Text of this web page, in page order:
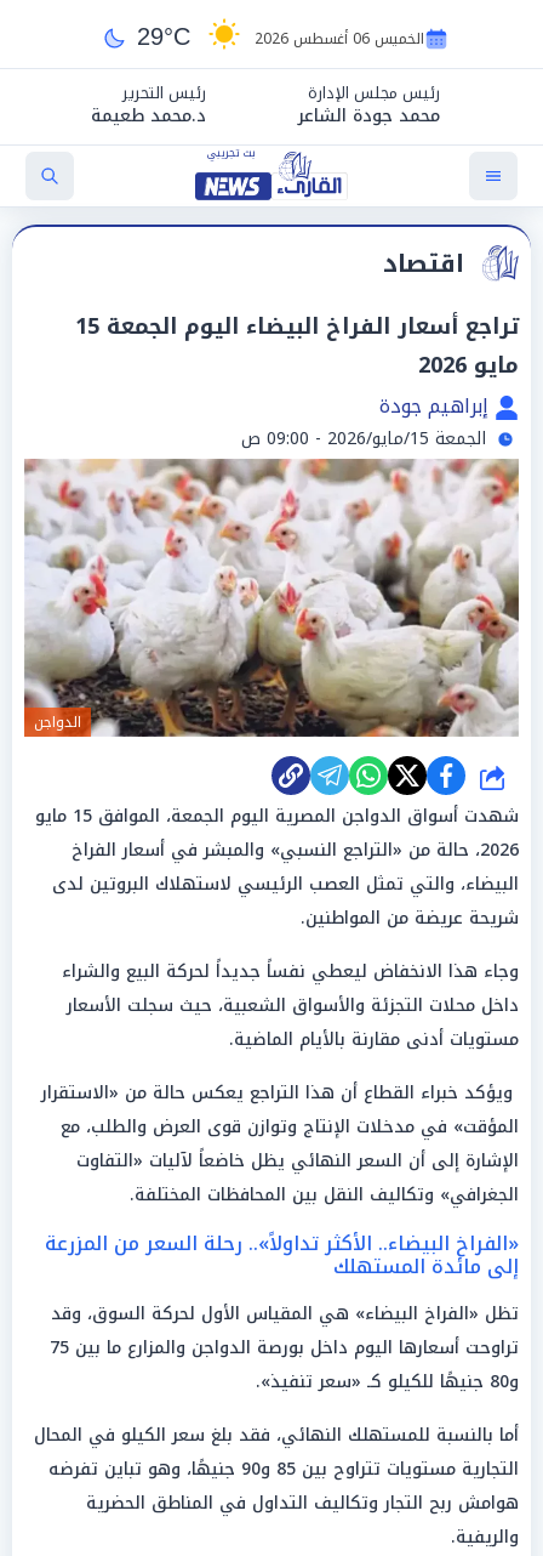
الخميس 06 أغسطس 2026 29°C
رئيس مجلس الإدارة
محمد جودة الشاعر
رئيس التحرير
د.محمد طعيمة
اقتصاد
تراجع أسعار الفراخ البيضاء اليوم الجمعة 15
مايو 2026
إبراهيم جودة
الجمعة 15/مايو/2026 - 09:00 ص
الدواجن
شارك
شهدت أسواق الدواجن المصرية اليوم الجمعة، الموافق 15 مايو
2026، حالة من «التراجع النسبي» والمبشر في أسعار الفراخ
البيضاء، والتي تمثل العصب الرئيسي لاستهلاك البروتين لدى
شريحة عريضة من المواطنين.
وجاء هذا الانخفاض ليعطي نفساً جديداً لحركة البيع والشراء
داخل محلات التجزئة والأسواق الشعبية، حيث سجلت الأسعار
مستويات أدنى مقارنة بالأيام الماضية.
ويؤكد خبراء القطاع أن هذا التراجع يعكس حالة من «الاستقرار
المؤقت» في مدخلات الإنتاج وتوازن قوى العرض والطلب، مع
الإشارة إلى أن السعر النهائي يظل خاضعاً لآليات «التفاوت
الجغرافي» وتكاليف النقل بين المحافظات المختلفة.
«الفراخ البيضاء.. الأكثر تداولاً».. رحلة السعر من المزرعة
إلى مائدة المستهلك
تظل «الفراخ البيضاء» هي المقياس الأول لحركة السوق، وقد
تراوحت أسعارها اليوم داخل بورصة الدواجن والمزارع ما بين 75
و80 جنيهًا للكيلو كـ «سعر تنفيذ».
أما بالنسبة للمستهلك النهائي، فقد بلغ سعر الكيلو في المحال
التجارية مستويات تتراوح بين 85 و90 جنيهًا، وهو تباين تفرضه
هوامش ربح التجار وتكاليف التداول في المناطق الحضرية
والريفية.